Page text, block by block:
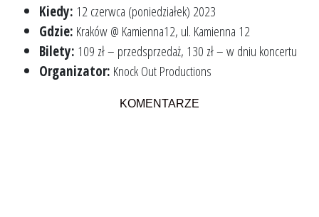
Kiedy: 12 czerwca (poniedziałek) 2023
Gdzie: Kraków @ Kamienna12, ul. Kamienna 12
Bilety: 109 zł – przedsprzedaż, 130 zł – w dniu koncertu
Organizator: Knock Out Productions
KOMENTARZE